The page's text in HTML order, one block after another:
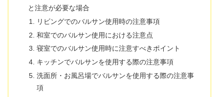
と注意が必要な場合
リビングでのバルサン使用時の注意事項
和室でのバルサン使用における注意点
寝室でのバルサン使用時に注意すべきポイント
キッチンでバルサンを使用する際の注意事項
洗面所・お風呂場でバルサンを使用する際の注意事
項